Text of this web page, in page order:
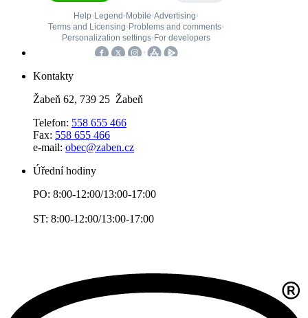
Kontakty
Žabeň 62, 739 25 Žabeň
Telefon: 558 655 466
Fax: 558 655 466
e-mail: obec@zaben.cz
Úřední hodiny
PO: 8:00-12:00/13:00-17:00
ST: 8:00-12:00/13:00-17:00